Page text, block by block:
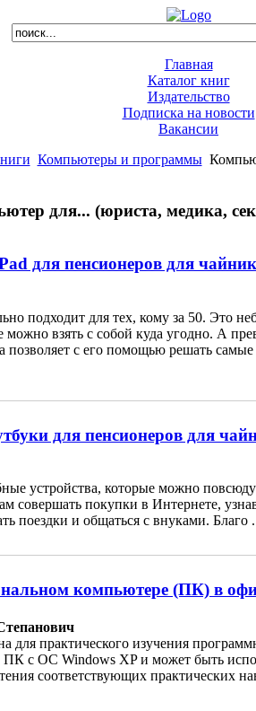
Главная
Каталог книг
Издательство
Подписка на новости
Вакансии
Компьютеры и программы
для... (юриста, медика,
для пенсионеров для
подходит для тех, кому за 50. Это
можно взять с собой куда угодно. А
позволяет с его помощью решать самые
для пенсионеров для
устройства, которые можно
совершать покупки в Интернете,
поездки и общаться с внуками. Благо
компьютере (ПК) в
для практического изучения
ПК с ОС Windows XP и может быть
соответствующих практических